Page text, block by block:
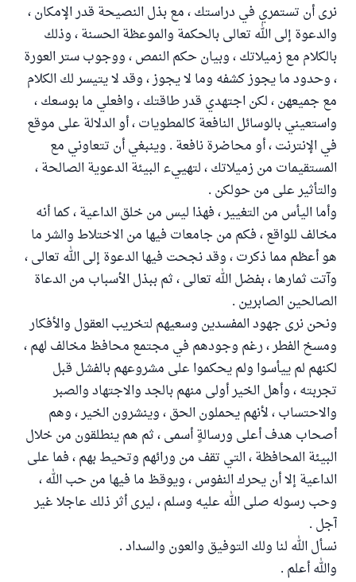
نرى أن تستمري في دراستك ، مع بذل النصيحة قدر الإمكان ،
والدعوة إلى الله تعالى بالحكمة والموعظة الحسنة ، وذلك
بالكلام مع زميلاتك ، وبيان حكم النمص ، ووجوب ستر العورة
، وحدود ما يجوز كشفه وما لا يجوز ، وقد لا يتيسر لك الكلام
مع جميعهن ، لكن اجتهدي قدر طاقتك ، وافعلي ما بوسعك ،
واستعيني بالوسائل النافعة كالمطويات ، أو الدلالة على موقع
في الإنترنت ، أو محاضرة نافعة . وينبغي أن تتعاوني مع
المستقيمات من زميلاتك ، لتهييء البيئة الدعوية الصالحة ،
والتأثير على من حولكن .
وأما اليأس من التغيير ، فهذا ليس من خلق الداعية ، كما أنه
مخالف للواقع ، فكم من جامعات فيها من الاختلاط والشر ما
هو أعظم مما ذكرت ، وقد نجحت فيها الدعوة إلى الله تعالى ،
وآتت ثمارها ، بفضل الله تعالى ، ثم ببذل الأسباب من الدعاة
الصالحين الصابرين .
ونحن نرى جهود المفسدين وسعيهم لتخريب العقول والأفكار
ومسخ الفطر ، رغم وجودهم في مجتمع محافظ مخالف لهم ،
لكنهم لم ييأسوا ولم يحكموا على مشروعهم بالفشل قبل
تجربته ، وأهل الخير أولى منهم بالجد والاجتهاد والصبر
والاحتساب ، لأنهم يحملون الحق ، وينشرون الخير ، وهم
أصحاب هدف أعلى ورسالةٍ أسمى ، ثم هم ينطلقون من خلال
البيئة المحافظة ، التي تقف من ورائهم وتحيط بهم ، فما على
الداعية إلا أن يحرك النفوس ، ويوقظ ما فيها من حب الله ،
وحب رسوله صلى الله عليه وسلم ، ليرى أثر ذلك عاجلا غير
آجل .
نسأل الله لنا ولك التوفيق والعون والسداد .
والله أعلم .